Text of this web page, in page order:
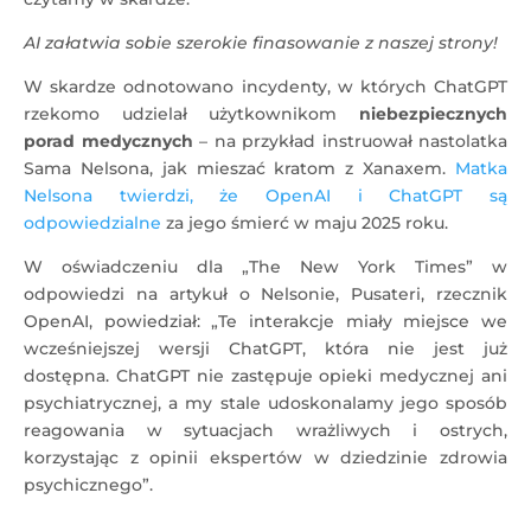
AI załatwia sobie szerokie finasowanie z naszej strony!
W skardze odnotowano incydenty, w których ChatGPT
rzekomo udzielał użytkownikom niebezpiecznych
porad medycznych – na przykład instruował nastolatka
Sama Nelsona, jak mieszać kratom z Xanaxem. Matka
Nelsona twierdzi, że OpenAI i ChatGPT są
odpowiedzialne za jego śmierć w maju 2025 roku.
W oświadczeniu dla „The New York Times” w
odpowiedzi na artykuł o Nelsonie, Pusateri, rzecznik
OpenAI, powiedział: „Te interakcje miały miejsce we
wcześniejszej wersji ChatGPT, która nie jest już
dostępna. ChatGPT nie zastępuje opieki medycznej ani
psychiatrycznej, a my stale udoskonalamy jego sposób
reagowania w sytuacjach wrażliwych i ostrych,
korzystając z opinii ekspertów w dziedzinie zdrowia
psychicznego”.